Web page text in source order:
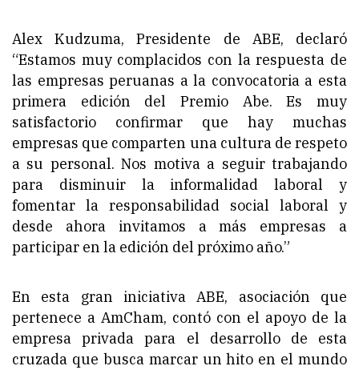
Alex Kudzuma, Presidente de ABE, declaró
“Estamos muy complacidos con la respuesta de
las empresas peruanas a la convocatoria a esta
primera edición del Premio Abe. Es muy
satisfactorio confirmar que hay muchas
empresas que comparten una cultura de respeto
a su personal. Nos motiva a seguir trabajando
para disminuir la informalidad laboral y
fomentar la responsabilidad social laboral y
desde ahora invitamos a más empresas a
participar en la edición del próximo año.”
En esta gran iniciativa ABE, asociación que
pertenece a AmCham, contó con el apoyo de la
empresa privada para el desarrollo de esta
cruzada que busca marcar un hito en el mundo